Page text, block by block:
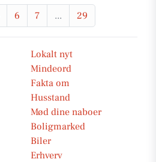
6 7 ... 29
Lokalt nyt
Mindeord
Fakta om
Husstand
Mød dine naboer
Boligmarked
Biler
Erhverv